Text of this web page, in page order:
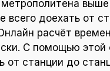
всего доехать от
расчёт
С помощью этой
от станции до